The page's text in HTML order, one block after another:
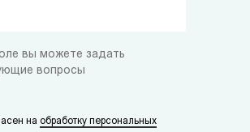
вы можете задать
вопросы
на обработку персональных